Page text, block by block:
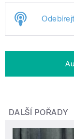
DALŠÍ POŘADY